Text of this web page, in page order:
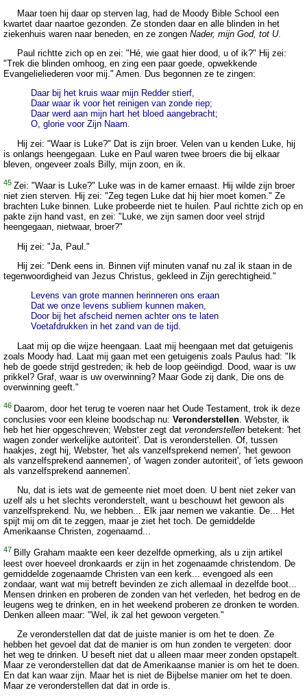
Maar toen hij daar op sterven lag, had de Moody Bible School een
kwartet daar naartoe gezonden. Ze stonden daar en alle blinden in het
ziekenhuis waren naar beneden, en ze zongen Nader, mijn God, tot U.
Paul richtte zich op en zei: "Hé, wie gaat hier dood, u of ik?" Hij zei:
"Trek die blinden omhoog, en zing een paar goede, opwekkende
Evangelieliederen voor mij." Amen. Dus begonnen ze te zingen:
Daar bij het kruis waar mijn Redder stierf,
Daar waar ik voor het reinigen van zonde riep;
Daar werd aan mijn hart het bloed aangebracht;
O, glorie voor Zijn Naam.
Hij zei: "Waar is Luke?" Dat is zijn broer. Velen van u kenden Luke, hij
is onlangs heengegaan. Luke en Paul waren twee broers die bij elkaar
bleven, ongeveer zoals Billy, mijn zoon, en ik.
45 Zei: "Waar is Luke?" Luke was in de kamer ernaast. Hij wilde zijn broer
niet zien sterven. Hij zei: "Zeg tegen Luke dat hij hier moet komen." Ze
brachten Luke binnen. Luke probeerde niet te huilen. Paul richtte zich op en
pakte zijn hand vast, en zei: "Luke, we zijn samen door veel strijd
heengegaan, nietwaar, broer?"
Hij zei: "Ja, Paul."
Hij zei: "Denk eens in. Binnen vijf minuten vanaf nu zal ik staan in de
tegenwoordigheid van Jezus Christus, gekleed in Zijn gerechtigheid."
Levens van grote mannen herinneren ons eraan
Dat we onze levens subliem kunnen maken,
Door bij het afscheid nemen achter ons te laten
Voetafdrukken in het zand van de tijd.
Laat mij op die wijze heengaan. Laat mij heengaan met dat getuigenis
zoals Moody had. Laat mij gaan met een getuigenis zoals Paulus had: "Ik
heb de goede strijd gestreden; ik heb de loop geëindigd. Dood, waar is uw
prikkel? Graf, waar is uw overwinning? Maar Gode zij dank, Die ons de
overwinning geeft."
46 Daarom, door het terug te voeren naar het Oude Testament, trok ik deze
conclusies voor een kleine boodschap nu: Veronderstellen . Webster, ik
heb het hier opgeschreven; Webster zegt dat veronderstellen betekent: 'het
wagen zonder werkelijke autoriteit'. Dat is veronderstellen. Of, tussen
haakjes, zegt hij, Webster, 'het als vanzelfsprekend nemen', 'het gewoon
als vanzelfsprekend aannemen', of 'wagen zonder autoriteit', of 'iets gewoon
als vanzelfsprekend aannemen'.
Nu, dat is iets wat de gemeente niet moet doen. U bent niet zeker van
uzelf als u het slechts veronderstelt, want u beschouwt het gewoon als
vanzelfsprekend. Nu, we hebben... Elk jaar nemen we vakantie. De... Het
spijt mij om dit te zeggen, maar je ziet het toch. De gemiddelde
Amerikaanse Christen, zogenaamd...
47 Billy Graham maakte een keer dezelfde opmerking, als u zijn artikel
leest over hoeveel dronkaards er zijn in het zogenaamde christendom. De
gemiddelde zogenaamde Christen van een kerk... evengoed als een
zondaar, want wat mij betreft bevinden ze zich allemaal in dezelfde boot...
Mensen drinken en proberen de zonden van het verleden, het bedrog en de
leugens weg te drinken, en in het weekend proberen ze dronken te worden.
Denken alleen maar: "Wel, ik zal het gewoon vergeten."
Ze veronderstellen dat dat de juiste manier is om het te doen. Ze
hebben het gevoel dat dat de manier is om hun zonden te vergeten: door
het weg te drinken. U beseft niet dat u alleen maar meer zonden opstapelt.
Maar ze veronderstellen dat dat de Amerikaanse manier is om het te doen.
En dat kan waar zijn. Maar het is niet de Bijbelse manier om het te doen.
Maar ze veronderstellen dat dat in orde is.